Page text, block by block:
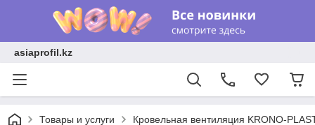
asiaprofil.kz
Товары и услуги Кровельная вентиляция KRONO-